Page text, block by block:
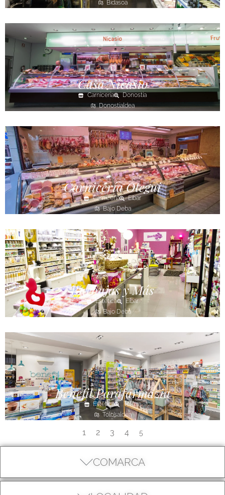
COMARCA
Bidasoa
Casa Nicasio
Carnicería
Donostia
Donostialdea
Carnicería Otegui
Carnicería
Eibar
Bajo Deba
Burbujas y Más
Estética
Eibar
Bajo Deba
Benefit Parafarmazia
Estética
Tolosa
Tolosaldea
1 2 3 4 5